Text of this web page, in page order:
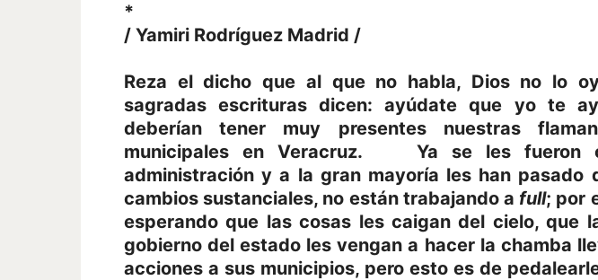
*
/ Yamiri Rodríguez Madrid /
Reza el dicho que al que no habla, Dios no lo
sagradas escrituras dicen: ayúdate que yo te
deberían tener muy presentes nuestras
municipales en Veracruz. Ya se les fueron
administración y a la gran mayoría les han pasado
cambios sustanciales, no están trabajando a full; por
esperando que las cosas les caigan del cielo, que
gobierno del estado les vengan a hacer la chamba
acciones a sus municipios, pero esto es de